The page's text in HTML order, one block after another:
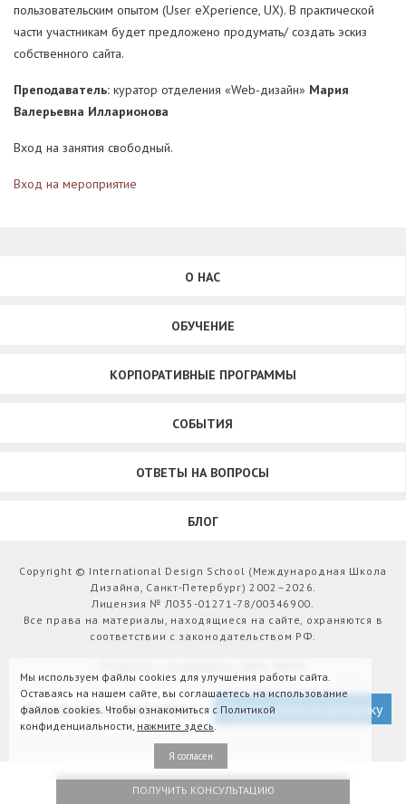
пользовательским опытом (User eXperience, UX). В практической
части участникам будет предложено продумать/ создать эскиз
собственного сайта.
Преподаватель: куратор отделения «Web-дизайн» Мария
Валерьевна Илларионова
Вход на занятия свободный.
Вход на мероприятие
О НАС
ОБУЧЕНИЕ
КОРПОРАТИВНЫЕ ПРОГРАММЫ
СОБЫТИЯ
ОТВЕТЫ НА ВОПРОСЫ
БЛОГ
Copyright © International Design School (Международная Школа
Дизайна, Санкт-Петербург) 2002–2026.
Лицензия № Л035-01271-78/00346900.
Все права на материалы, находящиеся на сайте, охраняются в
соответствии с законодательством РФ.
Версия для слабовидящих Подписаться на рассылку
ПОЛУЧИТЬ КОНСУЛЬТАЦИЮ
Мы используем файлы cookies для улучшения работы сайта.
Оставаясь на нашем сайте, вы соглашаетесь на использование
файлов cookies. Чтобы ознакомиться с Политикой
конфиденциальности, нажмите здесь.
Я согласен